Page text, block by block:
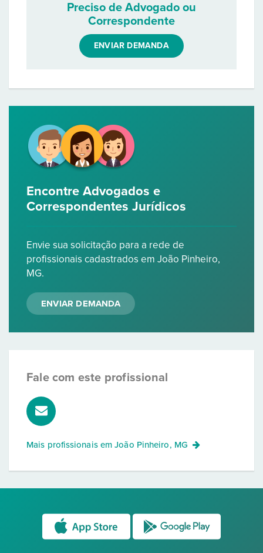
Preciso de Advogado ou
Correspondente
ENVIAR DEMANDA
Encontre Advogados e
Correspondentes Jurídicos
Envie sua solicitação para a rede de
profissionais cadastrados em João Pinheiro,
MG.
ENVIAR DEMANDA
Fale com este profissional
Mais profissionais emJoão Pinheiro, MG